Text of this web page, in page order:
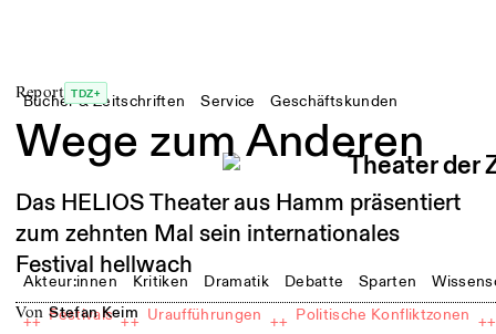
Bücher & Zeitschriften Service Geschäftskunden
Akteur:innen Kritiken Dramatik Debatte Sparten
++ Festivals ++ Uraufführungen ++ Politische Konfliktzonen ++
Report TDZ+
Wege zum Anderen
Das HELIOS Theater aus Hamm präsentiert
zum zehnten Mal sein internationales
Festival hellwach
von Stefan Keim